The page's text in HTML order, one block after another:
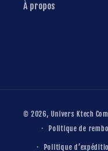
À propos
© 2026,Univers Ktech
Politique de
Politique